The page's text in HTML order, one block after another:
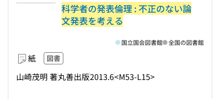
科学者の発表倫理 : 不正のない論
文発表を考える
紙 図書
山崎茂明 著丸善出版2013.6<M53-L15>
国立国会図書館 全国の図書館